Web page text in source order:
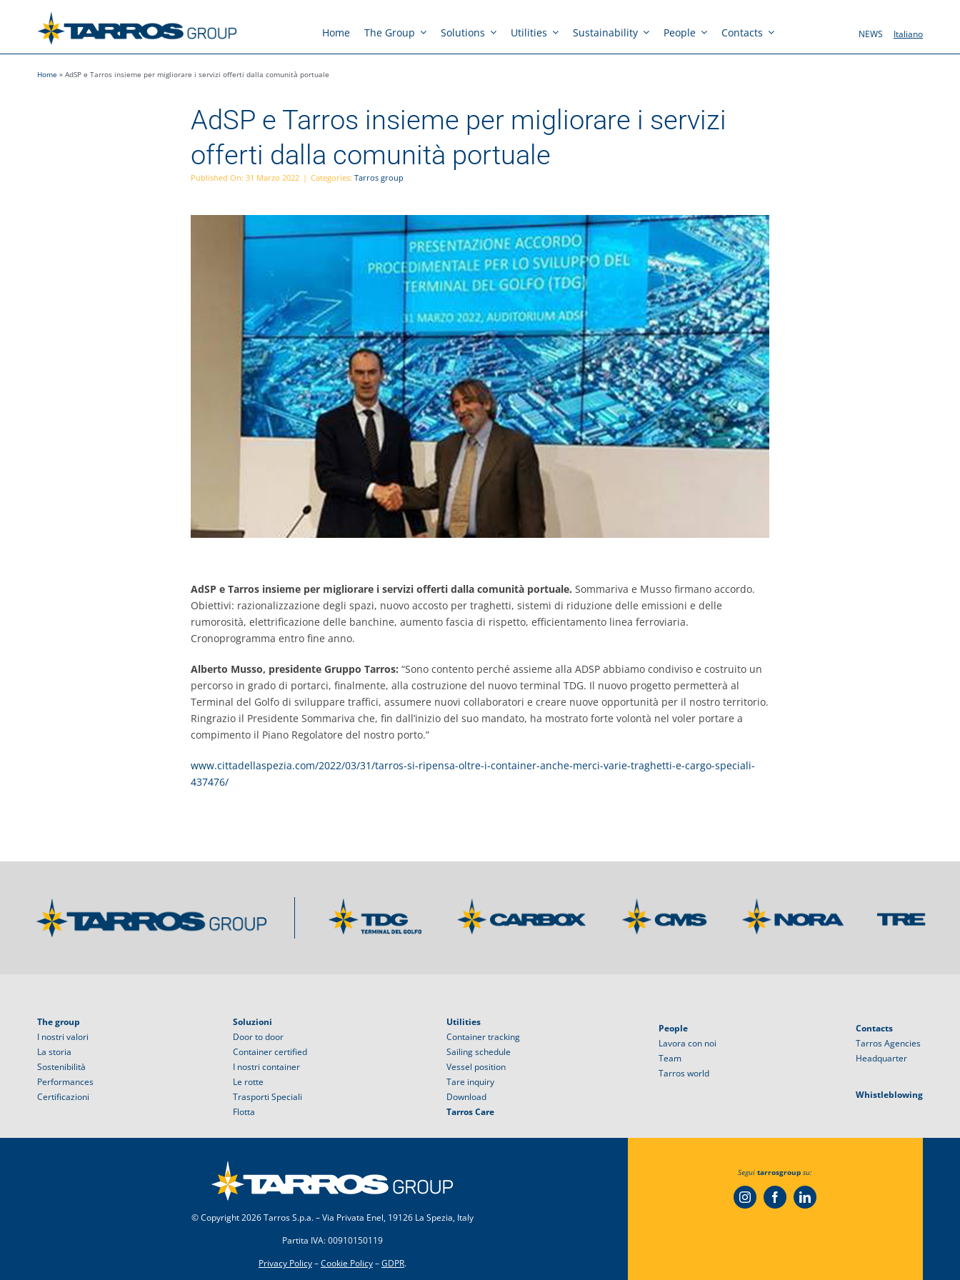
contenuto
Home The Group Solutions Utilities Sustainability People Contacts NEWS Italiano
Home » AdSP e Tarros insieme per migliorare i servizi offerti dalla comunità portuale
AdSP e Tarros insieme per migliorare i servizi
offerti dalla comunità portuale
Published On: 31 Marzo 2022 | Categories: Tarros group
AdSP e Tarros insieme per migliorare i servizi offerti dalla comunità portuale. Sommariva e Musso firmano accordo.
Obiettivi: razionalizzazione degli spazi, nuovo accosto per traghetti, sistemi di riduzione delle emissioni e delle
rumorosità, elettrificazione delle banchine, aumento fascia di rispetto, efficientamento linea ferroviaria.
Cronoprogramma entro fine anno.
Alberto Musso, presidente Gruppo Tarros: “Sono contento perché assieme alla ADSP abbiamo condiviso e costruito un
percorso in grado di portarci, finalmente, alla costruzione del nuovo terminal TDG. Il nuovo progetto permetterà al
Terminal del Golfo di sviluppare traffici, assumere nuovi collaboratori e creare nuove opportunità per il nostro territorio.
Ringrazio il Presidente Sommariva che, fin dall’inizio del suo mandato, ha mostrato forte volontà nel voler portare a
compimento il Piano Regolatore del nostro porto.”
www.cittadellaspezia.com/2022/03/31/tarros-si-ripensa-oltre-i-container-anche-merci-varie-traghetti-e-cargo-speciali-
437476/
The group
I nostri valori
La storia
Sostenibilità
Performances
Certificazioni
Soluzioni
Door to door
Container certified
I nostri container
Le rotte
Trasporti Speciali
Flotta
Utilities
Container tracking
Sailing schedule
Vessel position
Tare inquiry
Download
Tarros Care
People
Lavora con noi
Team
Tarros world
Contacts
Tarros Agencies
Headquarter
Whistleblowing
© Copyright2026 Tarros S.p.a. – Via Privata Enel, 19126 La Spezia, Italy
Partita IVA: 00910150119
Privacy Policy–Cookie Policy–GDPR.
Segui tarrosgroup su: